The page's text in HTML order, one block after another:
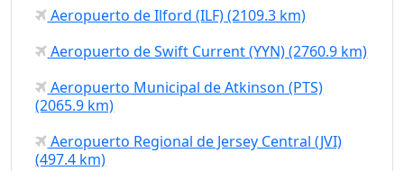
Aeropuerto de Ilford (ILF) (2109.3 km)
Aeropuerto de Swift Current (YYN) (2760.9 km)
Aeropuerto Municipal de Atkinson (PTS)
(2065.9 km)
Aeropuerto Regional de Jersey Central (JVI)
(497.4 km)